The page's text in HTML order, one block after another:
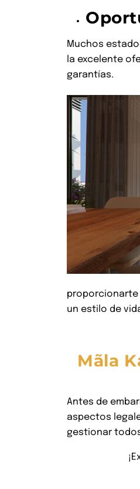
Muchos
la excelente
garantías.
proporcionarte
un estilo de
Mãla
Antes de
aspectos
gestionar